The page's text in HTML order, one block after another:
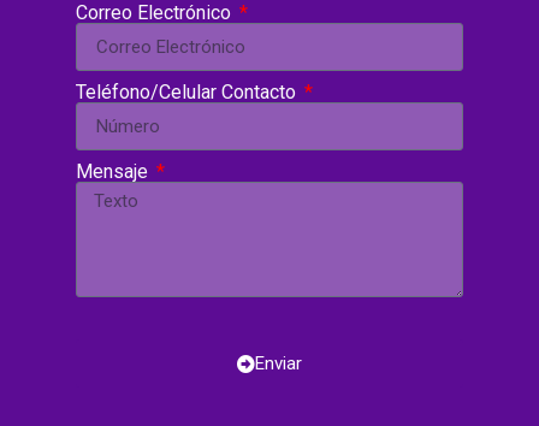
Correo Electrónico
Teléfono/Celular Contacto
Mensaje
Enviar